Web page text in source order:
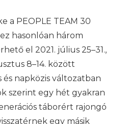
a PEOPLE TEAM 30
hasonlóan három
el 2021. július 25–31.,
8–14. között
napközis változatban
szerint egy hét gyakran
táborért rajongó
egy másik